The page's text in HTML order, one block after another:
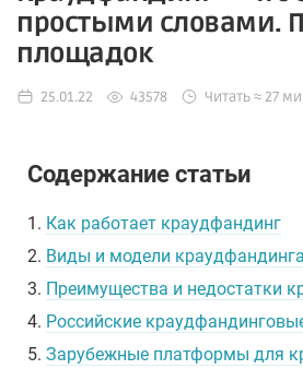
простыми словами.
площадок
25.01.22 43578 Читать ≈ 27
Содержание статьи
1. Как работает краудфандинг
2. Виды и модели краудфандинга
3. Преимущества и недостатки
4. Российские
5. Зарубежные платформы для